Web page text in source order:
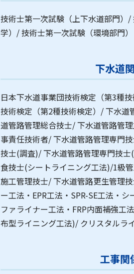
技術士第一次試験（上下水道部門）
学）/ 技術士第一次試験（環境部門）
下水道
日本下水道事業団技術検定（第3種
技術検定（第2種技術検定）/ 下水
道管路管理総合技士/ 下水道管路管
事責任技術者/ 下水道管路管理専門
技士(調査)/ 下水道管路管理専門技
食技士(シートライニング工法)/1級
施工管理技士/ 下水道管路更生管理
ー工法・EPR工法・SPR-SE工法・
ファライナー工法・FRP内面補強工
布型ライニング工法)/ クリスタルラ
工事関